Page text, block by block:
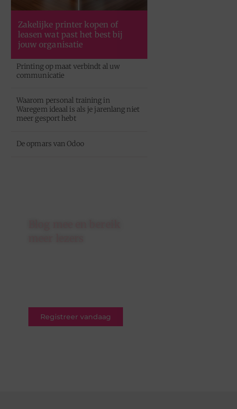
Zakelijke printer kopen of
leasen wat past het best bij
jouw organisatie
Printing op maat verbindt al uw
communicatie
Waarom personal training in
Waregem ideaal is als je jarenlang niet
meer gesport hebt
De opmars van Odoo
Registreer vandaag